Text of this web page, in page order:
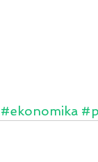
#ekonomika